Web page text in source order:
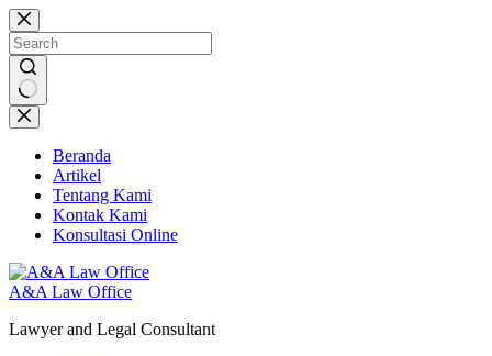
Skip
to
content
No
results
Beranda
Artikel
Tentang Kami
Kontak Kami
Konsultasi Online
A&A Law Office
Lawyer and Legal Consultant